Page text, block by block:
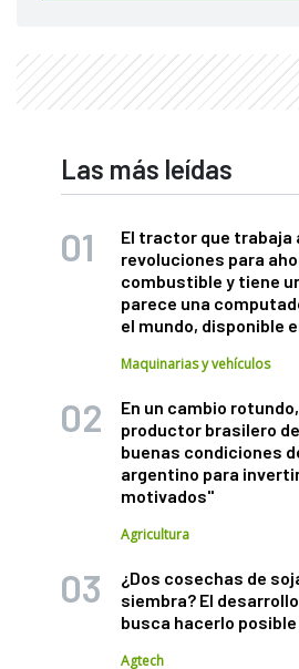
Las más leídas
El tractor que trabaja
revoluciones para
combustible y tiene
parece una
el mundo, disponible
Maquinarias y vehículos
En un cambio
productor brasilero
buenas condiciones
argentino para
motivados"
Agricultura
¿Dos cosechas de
siembra? El
busca hacerlo posible
Agtech